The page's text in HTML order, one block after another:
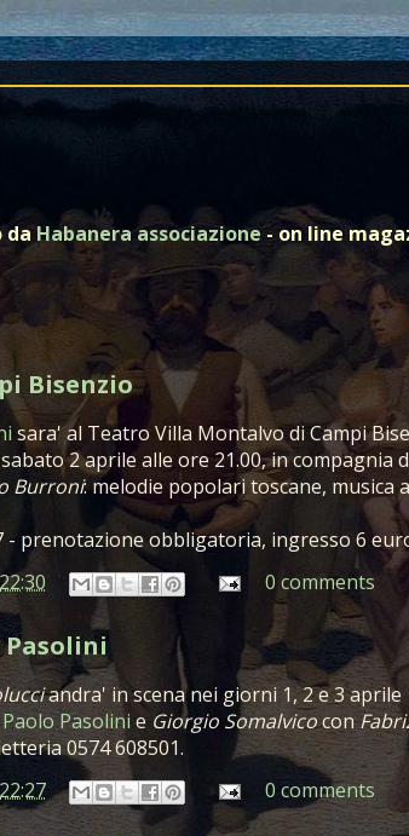
da Habanera associazione- on line
Bisenzio
sara' al Teatro Villa Montalvo di Campi
2 aprile alle ore 21.00, in compagnia
Burroni: melodie popolari toscane, musica
- prenotazione obbligatoria, ingresso 6
22:30 0 comments
Pasolini
andra' in scena nei giorni 1, 2 e 3 aprile
Pasolini e Giorgio Somalvicocon
0574 608501.
22:27 0 comments